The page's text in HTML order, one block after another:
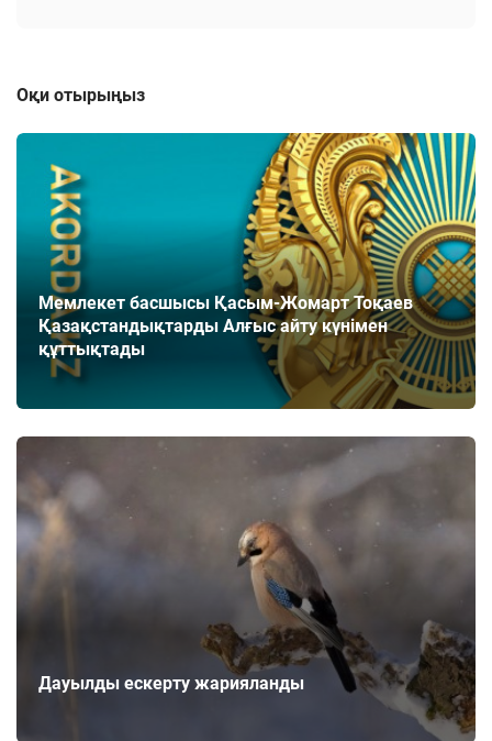
Оқи отырыңыз
Мемлекет басшысы Қасым-Жомарт Тоқаев
Қазақстандықтарды Алғыс айту күнімен
құттықтады
Дауылды ескерту жарияланды